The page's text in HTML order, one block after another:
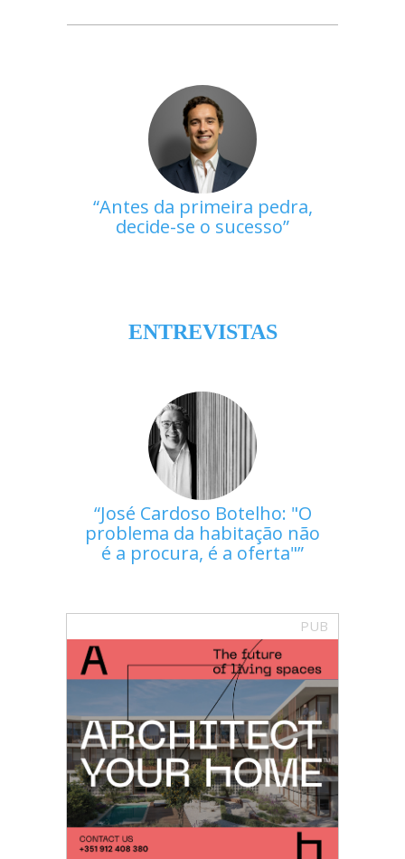
Antes da primeira pedra,
decide-se o sucesso
ENTREVISTAS
José Cardoso Botelho: "O
problema da habitação não
é a procura, é a oferta"
PUB